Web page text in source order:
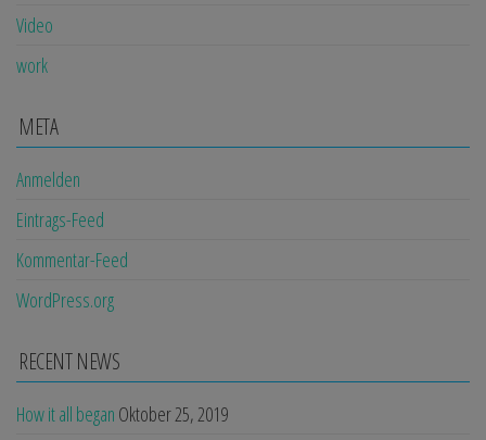
Video
work
META
Anmelden
Eintrags-Feed
Kommentar-Feed
WordPress.org
RECENT NEWS
How it all began Oktober 25, 2019